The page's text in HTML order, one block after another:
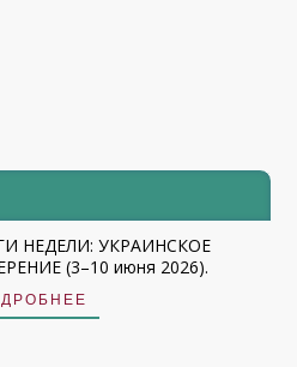
НЕДЕЛИ: УКРАИНСКОЕ
(3–10 июня 2026).